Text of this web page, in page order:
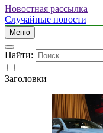
Новостная рассылка
Случайные новости
Меню
Найти:
Заголовки